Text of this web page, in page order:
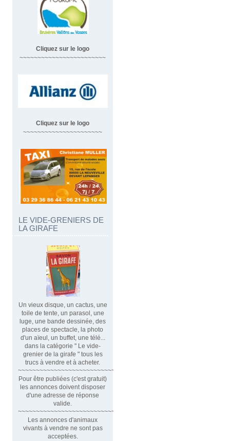
Cliquez sur le logo
~~~~~~~~~~~~~~~~~~~~~~~~
Cliquez sur le logo
~~~~~~~~~~~~~~~~~~~~~~
LE VIDE-GRENIERS DE
LA GIRAFE
Un vieux disque, un cactus, une
toile de tente, un parasol, une
luge, une bande dessinée, des
places de spectacle, la photo
d'un aïeul, un buffet, une télé...
dans la catégorie " Le vide-
grenier de la girafe " tous les
trucs à vendre et à acheter.
~~~~~~~~~~~~~~~~~~~~~~~~~~~~~~
Pour être publiées (c'est gratuit)
les annonces doivent disposer
d'une adresse de réponse
valide.
~~~~~~~~~~~~~~~~~~~~~~~~~~~~~~~~
Les annonces d'animaux
vivants à vendre ne sont pas
acceptées.